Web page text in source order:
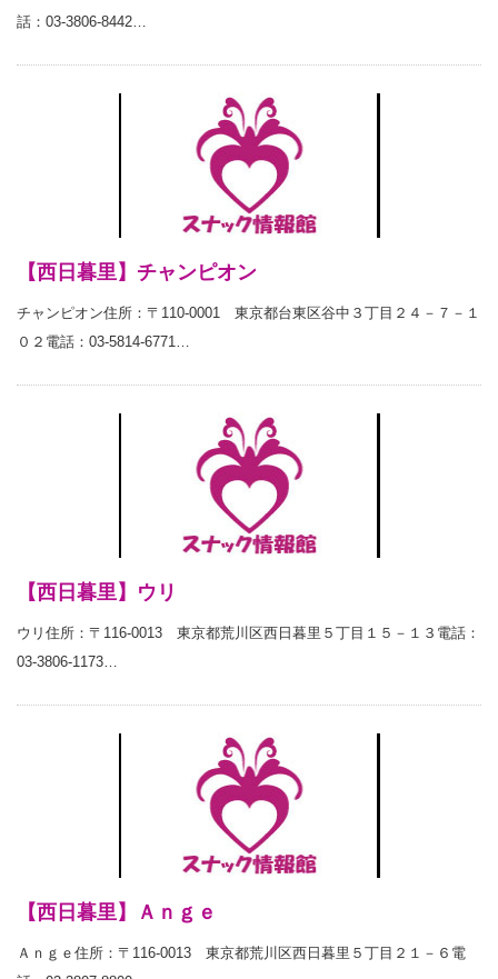
話：03-3806-8442…
【西日暮里】チャンピオン
チャンピオン住所：〒110-0001 東京都台東区谷中３丁目２４－７－１
０２電話：03-5814-6771…
【西日暮里】ウリ
ウリ住所：〒116-0013 東京都荒川区西日暮里５丁目１５－１３電話：
03-3806-1173…
【西日暮里】Ａｎｇｅ
Ａｎｇｅ住所：〒116-0013 東京都荒川区西日暮里５丁目２１－６電